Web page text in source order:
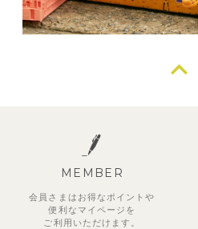
MEMBER
会員さまはお得なポイントや
便利な マイページを
ご利用いただけます。